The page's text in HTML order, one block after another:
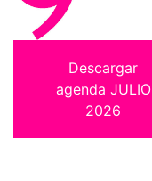
Descargar
agenda JULIO
2026